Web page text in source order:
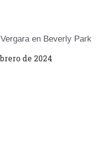
en Beverly Park
de 2024